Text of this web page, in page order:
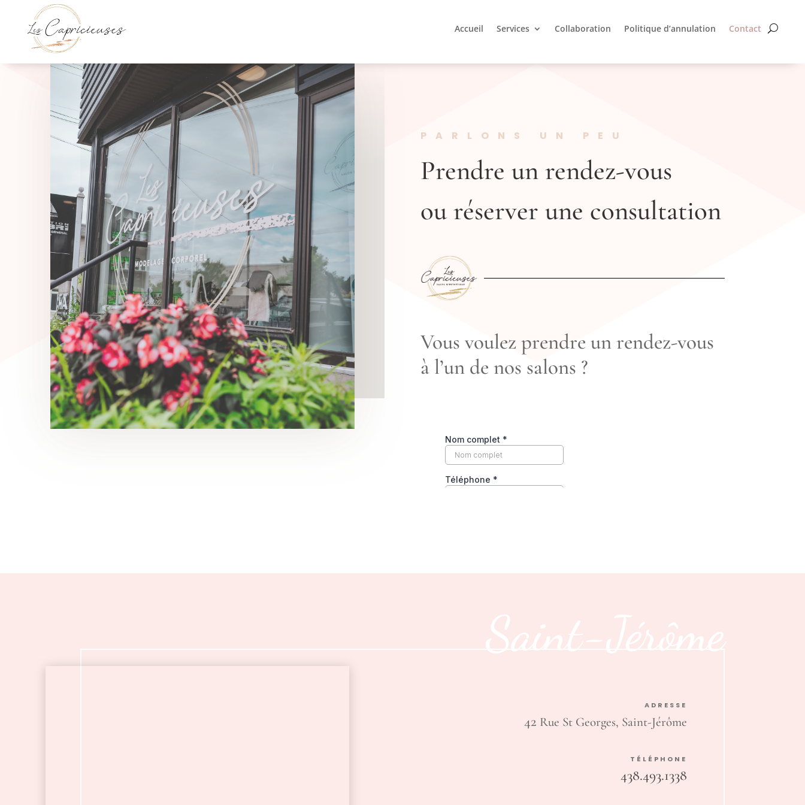
Accueil Services Collaboration Politique d’annulation Contact
PARLONS UN PEU
Prendre un rendez-vous
ou réserver une consultation
Vous voulez prendre un rendez-vous
à l’un de nos salons ?
ADRESSE
42 Rue St Georges, Saint-Jérôme
TÉLÉPHONE
438.493.1338